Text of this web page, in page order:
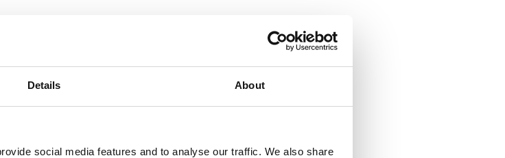
Details About
social media features and to analyse our traffic. We also share